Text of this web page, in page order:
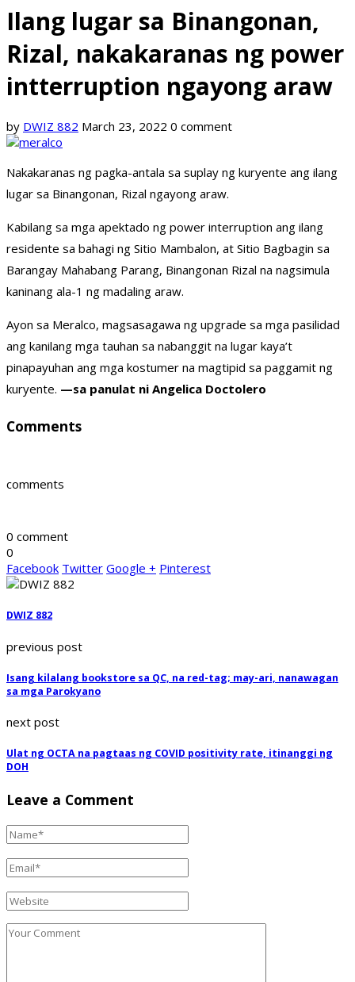
Ilang lugar sa Binangonan,
Rizal, nakakaranas ng power
intterruption ngayong araw
by DWIZ 882 March 23, 2022 0 comment
Nakakaranas ng pagka-antala sa suplay ng kuryente ang ilang
lugar sa Binangonan, Rizal ngayong araw.
Kabilang sa mga apektado ng power interruption ang ilang
residente sa bahagi ng Sitio Mambalon, at Sitio Bagbagin sa
Barangay Mahabang Parang, Binangonan Rizal na nagsimula
kaninang ala-1 ng madaling araw.
Ayon sa Meralco, magsasagawa ng upgrade sa mga pasilidad
ang kanilang mga tauhan sa nabanggit na lugar kaya’t
pinapayuhan ang mga kostumer na magtipid sa paggamit ng
kuryente. —sa panulat ni Angelica Doctolero
Comments
comments
0 comment
0
Facebook Twitter Google + Pinterest
DWIZ 882
previous post
Isang kilalang bookstore sa QC, na red-tag; may-ari, nanawagan
sa mga Parokyano
next post
Ulat ng OCTA na pagtaas ng COVID positivity rate, itinanggi ng
DOH
Leave a Comment